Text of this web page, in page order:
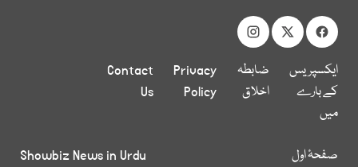
ایکسپریس
کے بارے
میں
ضابطہ
اخلاق
Privacy
Policy
Contact
Us
صفحۂ اول
Showbiz News in Urdu